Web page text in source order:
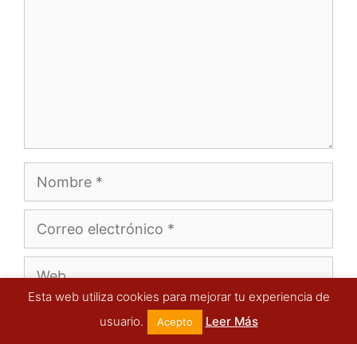
Correo
electrónico
Guarda mi nombre, correo electrónico y
web en este navegador para la próxima
Esta web utiliza cookies para mejorar tu experiencia de
usuario.
Acepto Leer Más